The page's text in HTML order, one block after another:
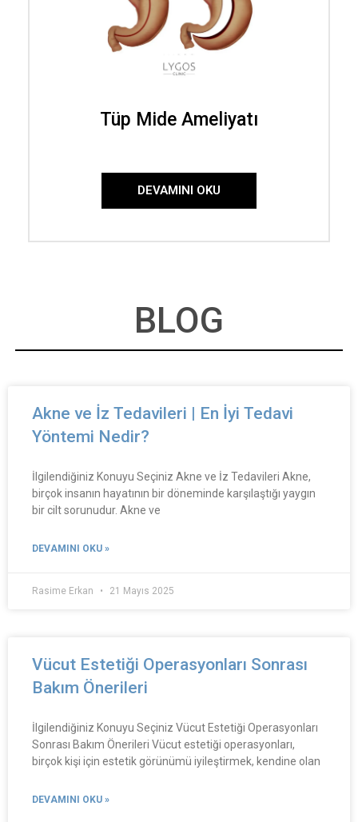
Tüp Mide Ameliyatı
DEVAMINI OKU
BLOG
Akne ve İz Tedavileri | En İyi Tedavi
Yöntemi Nedir?
İlgilendiğiniz Konuyu Seçiniz Akne ve İz Tedavileri Akne,
birçok insanın hayatının bir döneminde karşılaştığı yaygın
bir cilt sorunudur. Akne ve
DEVAMINI OKU »
Rasime Erkan 21 Mayıs 2025
Vücut Estetiği Operasyonları Sonrası
Bakım Önerileri
İlgilendiğiniz Konuyu Seçiniz Vücut Estetiği Operasyonları
Sonrası Bakım Önerileri Vücut estetiği operasyonları,
birçok kişi için estetik görünümü iyileştirmek, kendine olan
DEVAMINI OKU »